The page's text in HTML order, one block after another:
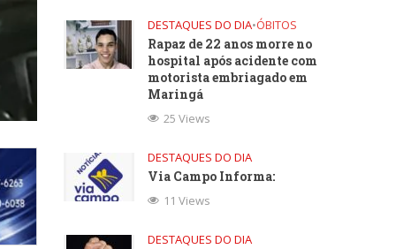
DESTAQUES DO DIA•ÓBITOS
Rapaz de 22 anos morre no
hospital após acidente com
motorista embriagado em
Maringá
25 Views
DESTAQUES DO DIA
Via Campo Informa:
11 Views
DESTAQUES DO DIA